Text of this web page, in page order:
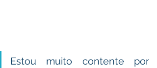
Estou muito contente por